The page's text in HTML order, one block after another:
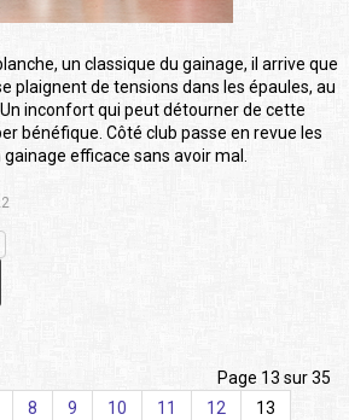
un classique du gainage, il arrive que
plaignent de tensions dans les épaules, au
inconfort qui peut détourner de cette
bénéfique. Côté club passe en revue les
efficace sans avoir mal.
Page 13 sur 35
8 9 10 11 12
13